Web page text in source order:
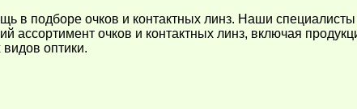
в подборе очков и контактных линз. Наши
ассортимент очков и контактных линз, включая
оптики.